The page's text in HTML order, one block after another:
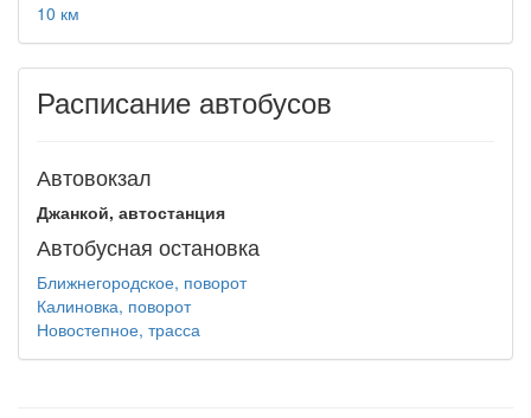
10 км
Расписание автобусов
Автовокзал
Джанкой, автостанция
Автобусная остановка
Ближнегородское, поворот
Калиновка, поворот
Новостепное, трасса